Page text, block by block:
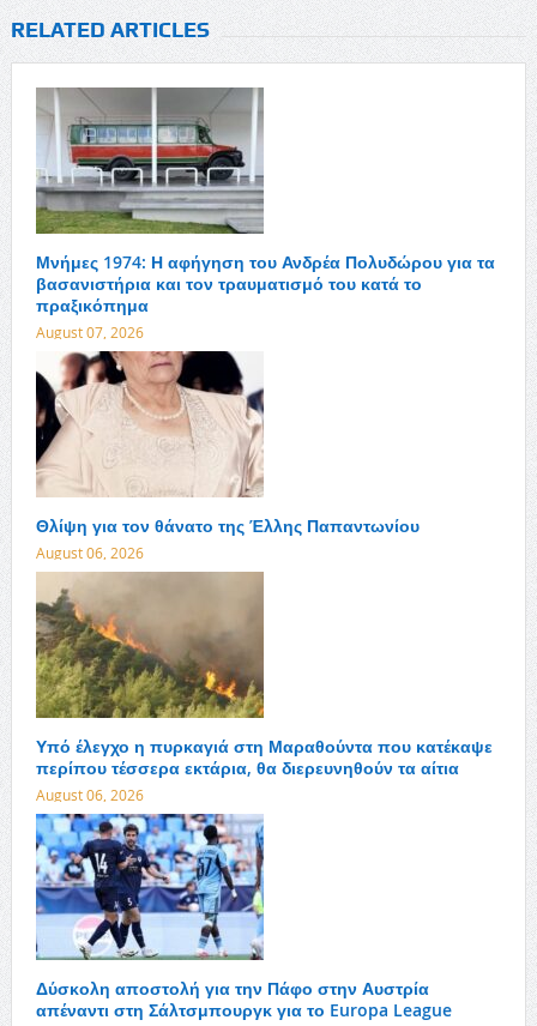
RELATED ARTICLES
Μνήμες 1974: Η αφήγηση του Ανδρέα Πολυδώρου για τα
βασανιστήρια και τον τραυματισμό του κατά το
πραξικόπημα
August 07, 2026
Θλίψη για τον θάνατο της Έλλης Παπαντωνίου
August 06, 2026
Υπό έλεγχο η πυρκαγιά στη Μαραθούντα που κατέκαψε
περίπου τέσσερα εκτάρια, θα διερευνηθούν τα αίτια
August 06, 2026
Δύσκολη αποστολή για την Πάφο στην Αυστρία
απέναντι στη Σάλτσμπουργκ για το Europa League